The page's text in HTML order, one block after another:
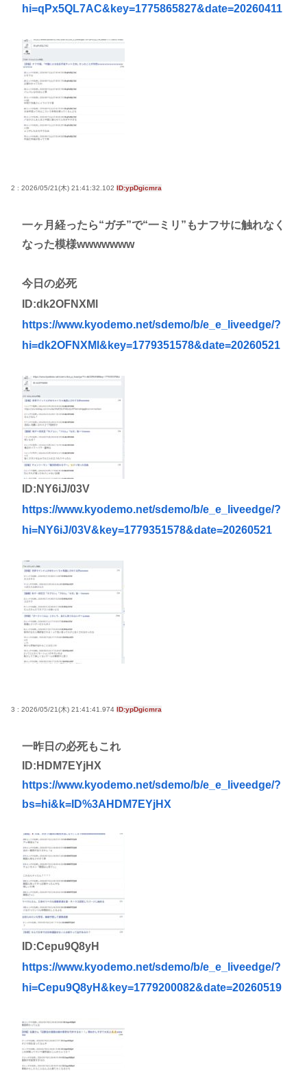
ポケカ資産が100万円超えた男の子www
まれるの？
中国のメスガキ、民度が終わりすぎてる
Powered by livedoor 相互RSS
hi=qPx5QL7AC&key=1775865827&date=20260411
2 : 2026/05/21(木) 21:41:32.102 ID:ypDgicmra
一ヶ月経ったら“ガチ”で“一ミリ”もナフサに触れなく
なった模様wwwwwww
今日の必死
ID:dk2OFNXMl
https://www.kyodemo.net/sdemo/b/e_e_liveedge/?
hi=dk2OFNXMl&key=1779351578&date=20260521
ID:NY6iJ/03V
https://www.kyodemo.net/sdemo/b/e_e_liveedge/?
hi=NY6iJ/03V&key=1779351578&date=20260521
3 : 2026/05/21(木) 21:41:41.974 ID:ypDgicmra
一昨日の必死もこれ
ID:HDM7EYjHX
https://www.kyodemo.net/sdemo/b/e_e_liveedge/?
bs=hi&k=ID%3AHDM7EYjHX
ID:Cepu9Q8yH
https://www.kyodemo.net/sdemo/b/e_e_liveedge/?
hi=Cepu9Q8yH&key=1779200082&date=20260519